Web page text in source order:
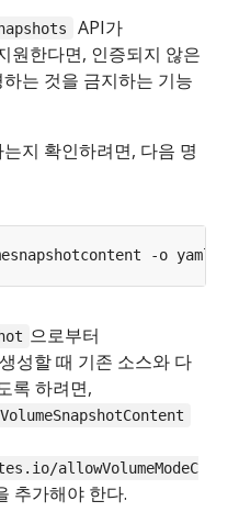
API가
원한다면, 인증되지 않은
는 것을 금지하는 기능
지 확인하려면, 다음 명
-o yaml
으로부터
성할 때 기존 소스와 다
록 하려면,
VolumeSnapshotContent
allowVolumeModeC
추가해야 한다.